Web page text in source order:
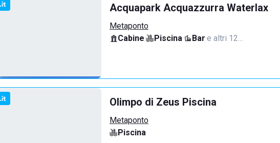
Acquapark Acquazzurra Waterlax
Metaponto
Cabine· Piscina· Bar·e altri 12…
Olimpo di Zeus Piscina
Metaponto
Piscina